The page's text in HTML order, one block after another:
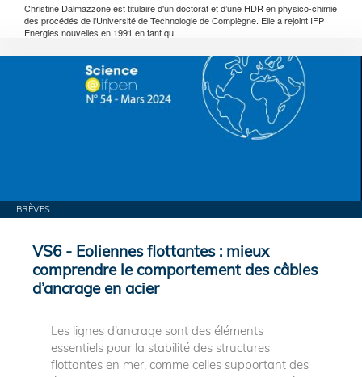
Christine Dalmazzone est titulaire d'un doctorat et d’une HDR en physico-chimie
des procédés de l'Université de Technologie de Compiègne. Elle a rejoint IFP
Energies nouvelles en 1991 en tant qu
BRÈVES
VS6 - Eoliennes flottantes : mieux
comprendre le comportement des câbles
d’ancrage en acier
Les lignes d’ancrage sont des éléments
essentiels pour la stabilité des structures
flottantes en mer, comme celles supportant des